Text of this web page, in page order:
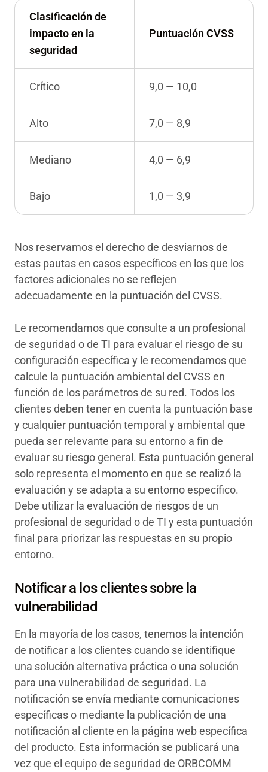
Clasificación de
impacto en la
seguridad
Puntuación CVSS
Crítico 9,0 — 10,0
Alto 7,0 — 8,9
Mediano 4,0 — 6,9
Bajo 1,0 — 3,9
Nos reservamos el derecho de desviarnos de
estas pautas en casos específicos en los que los
factores adicionales no se reflejen
adecuadamente en la puntuación del CVSS.
Le recomendamos que consulte a un profesional
de seguridad o de TI para evaluar el riesgo de su
configuración específica y le recomendamos que
calcule la puntuación ambiental del CVSS en
función de los parámetros de su red. Todos los
clientes deben tener en cuenta la puntuación base
y cualquier puntuación temporal y ambiental que
pueda ser relevante para su entorno a fin de
evaluar su riesgo general. Esta puntuación general
solo representa el momento en que se realizó la
evaluación y se adapta a su entorno específico.
Debe utilizar la evaluación de riesgos de un
profesional de seguridad o de TI y esta puntuación
final para priorizar las respuestas en su propio
entorno.
Notificar a los clientes sobre la
vulnerabilidad
En la mayoría de los casos, tenemos la intención
de notificar a los clientes cuando se identifique
una solución alternativa práctica o una solución
para una vulnerabilidad de seguridad. La
notificación se envía mediante comunicaciones
específicas o mediante la publicación de una
notificación al cliente en la página web específica
del producto. Esta información se publicará una
vez que el equipo de seguridad de ORBCOMM